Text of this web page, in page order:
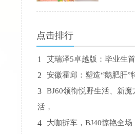
点击排行
1 艾瑞泽5卓越版：毕业生
2 安徽霍邱：塑造“鹅肥肝”
3
BJ60领衔悦野生活、新魔
活，
4
大咖拆车，BJ40惊艳全